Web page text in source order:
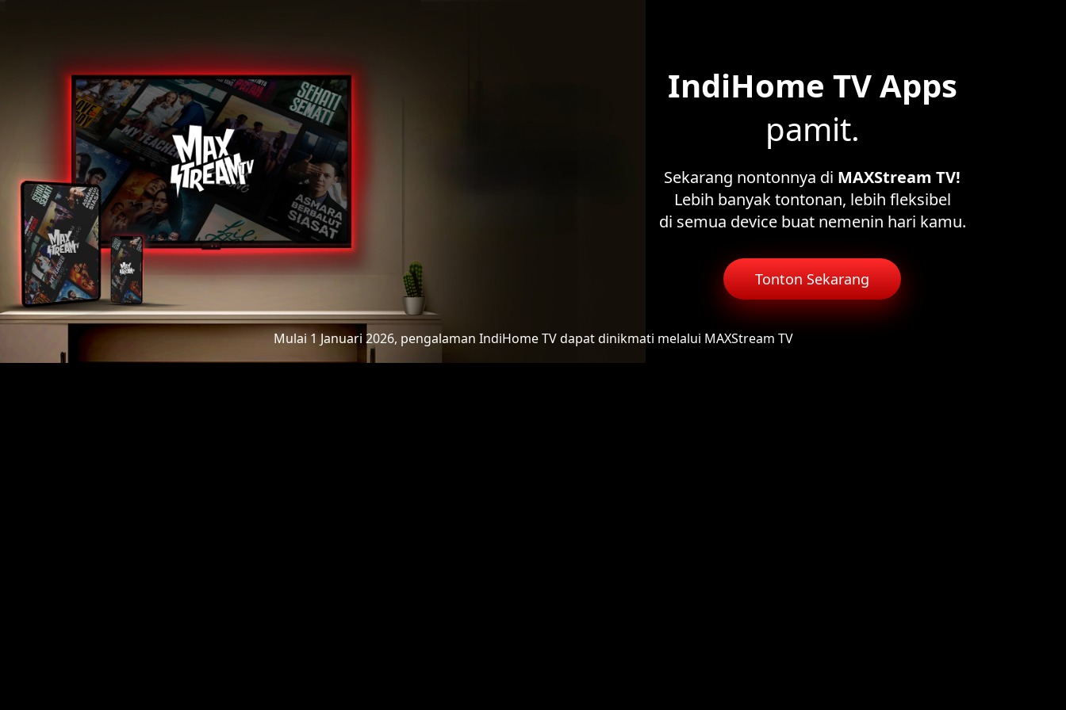
IndiHome TV Apps
pamit.
Sekarang nontonnya di MAXStream TV!
Lebih banyak tontonan, lebih fleksibel
di semua device buat nemenin hari kamu.
Tonton Sekarang
Mulai 1 Januari 2026, pengalaman IndiHome TVdapat dinikmati melalui MAXStream TV